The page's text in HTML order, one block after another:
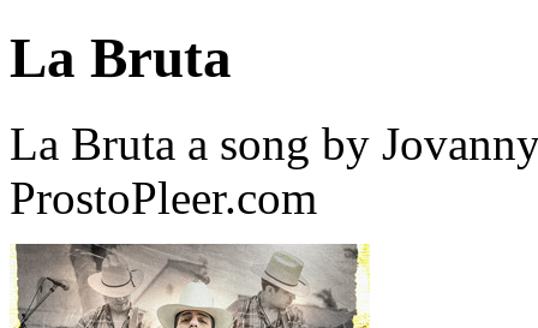
La Bruta
La Bruta a song by
ProstoPleer.com